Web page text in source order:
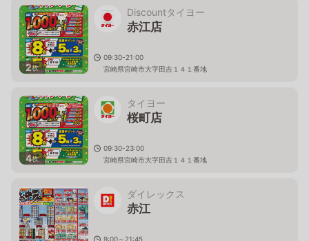
2枚
Discountタイヨー
赤江店
09:30-21:00
宮崎県宮崎市大字田吉１４１番地
4枚
タイヨー
桜町店
09:30-23:00
宮崎県宮崎市大字田吉１４１番地
ダイレックス
赤江
9:00～21:45